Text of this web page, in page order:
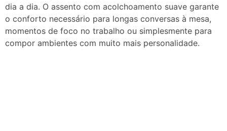
dia a dia. O assento com acolchoamento suave garante
o conforto necessário para longas conversas à mesa,
momentos de foco no trabalho ou simplesmente para
compor ambientes com muito mais personalidade.